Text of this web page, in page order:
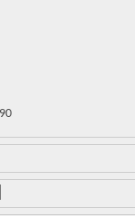
€ 24,90